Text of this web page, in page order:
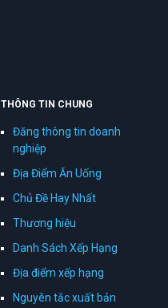
THÔNG TIN CHUNG
Đăng thông tin doanh
nghiệp
Địa Điểm Ăn Uống
Chủ Đề Hay Nhất
Thương hiệu
Danh Sách Xếp Hạng
Địa điểm xếp hạng
Nguyên tắc xuất bản